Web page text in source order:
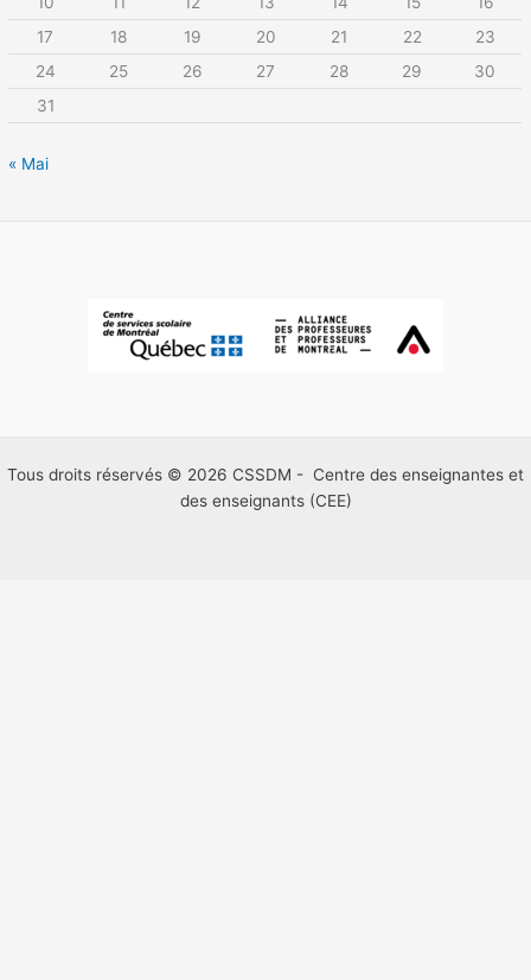
17
18 19 20 21 22
23
24
25 26 27 28 29
30
31
« Mai
Tous droits réservés © 2026 CSSDM - Centre des enseignantes et
des enseignants (CEE)